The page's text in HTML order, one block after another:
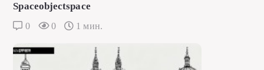
Spaceobjectspace
0 0 1 мин.